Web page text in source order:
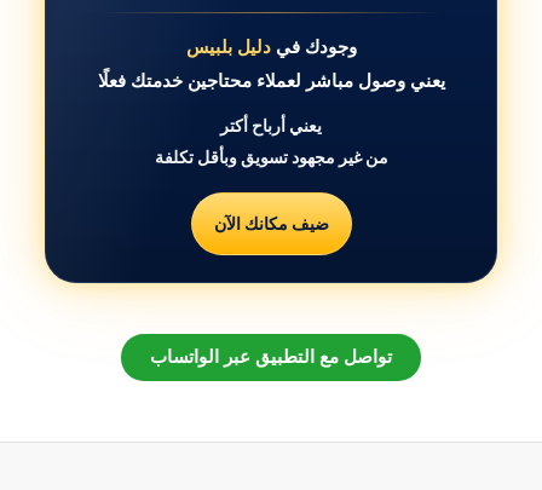
وجودك فيدليل بلبيس
يعني وصول مباشر لعملاء محتاجين خدمتك فعلًا
يعني أرباح أكتر
من غير مجهود تسويق وبأقل تكلفة
ضيف مكانك الآن
تواصل مع التطبيق عبر الواتساب